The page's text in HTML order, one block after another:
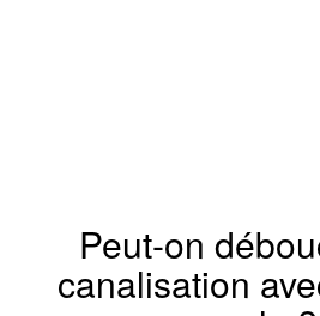
Peut-on
canalisation